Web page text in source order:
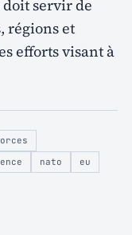
doit servir de
régions et
efforts visant à
nato
eu